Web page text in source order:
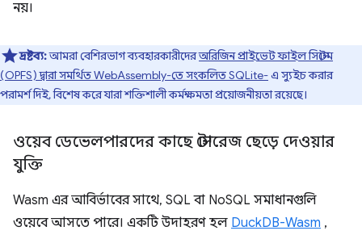
নয়।
দ্রষ্টব্য:আমরা বেশিরভাগ ব্যবহারকারীদেরঅরিজিন প্রাইভেট ফাইল সিস্টেম
(OPFS) দ্বারা সমর্থিত WebAssembly-তে সংকলিত SQLite-এ স্যুইচ করার
পরামর্শ দিই, বিশেষ করে যারা শক্তিশালী কর্মক্ষমতা প্রয়োজনীয়তা রয়েছে।
ওয়েব ডেভেলপারদের কাছে স্টোরেজ ছেড়ে দেওয়ার
যুক্তি
Wasm এর আবির্ভাবের সাথে, SQL বা NoSQL সমাধানগুলি
ওয়েবে আসতে পারে। একটি উদাহরণ হল DuckDB-Wasm ,